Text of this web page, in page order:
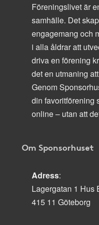
Föreningslivet är
samhälle. Det
engagemang och
i alla åldrar att
driva en förening
det en utmaning
Genom
din favoritförening
online – utan att
Om Sponsorhuset
Adress:
Lagergatan 1 Hus
415 11 Göteborg